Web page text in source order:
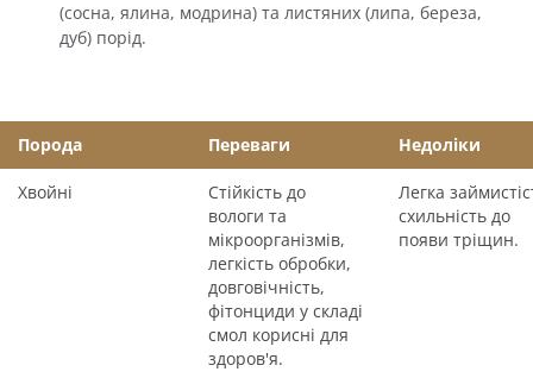
(сосна, ялина, модрина) та листяних (липа, береза,
дуб) порід.
Порода Переваги Недоліки
Хвойні
Стійкість до
вологи та
мікроорганізмів,
легкість обробки,
довговічність,
фітонциди у складі
смол корисні для
здоров'я.
Легка
схильність до
появи тріщин.